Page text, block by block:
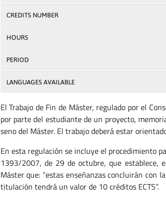
CREDITS NUMBER
HOURS
PERIOD
LANGUAGES AVAILABLE
El Trabajo de Fin de Máster, regulado por el
por parte del estudiante de un proyecto,
seno del Máster. El trabajo deberá estar
En esta regulación se incluye el procedimiento
1393/2007, de 29 de octubre, que establece,
Máster que: “estas enseñanzas concluirán con
titulación tendrá un valor de 10 créditos ECTS”.